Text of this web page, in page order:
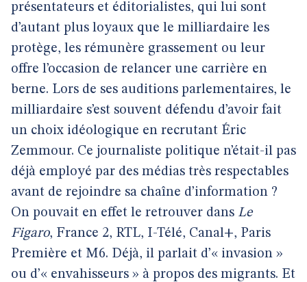
présentateurs et éditorialistes, qui lui sont
d’autant plus loyaux que le milliardaire les
protège, les rémunère grassement ou leur
offre l’occasion de relancer une carrière en
berne. Lors de ses auditions parlementaires, le
milliardaire s’est souvent défendu d’avoir fait
un choix idéologique en recrutant Éric
Zemmour. Ce journaliste politique n’était-il pas
déjà employé par des médias très respectables
avant de rejoindre sa chaîne d’information ?
On pouvait en effet le retrouver dans Le
Figaro, France 2, RTL, I-Télé, Canal+, Paris
Première et M6. Déjà, il parlait d’« invasion »
ou d’« envahisseurs » à propos des migrants. Et